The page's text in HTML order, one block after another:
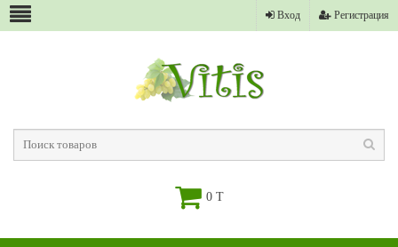
Вход Регистрация
0 T